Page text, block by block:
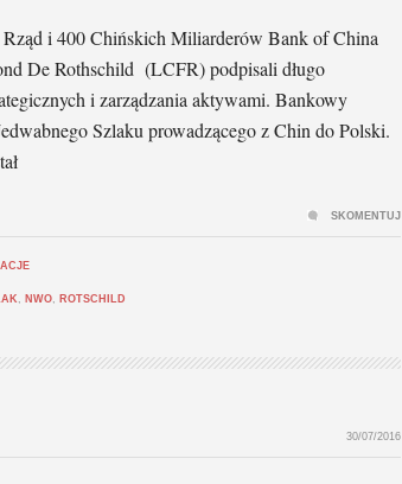
i 400 Chińskich Miliarderów Bank of China
De Rothschild (LCFR) podpisali długo
i zarządzania aktywami. Bankowy
Szlaku prowadzącego z Chin do Polski.
, NWO, ROTSCHILD
SKOMENTUJ
30/07/2016